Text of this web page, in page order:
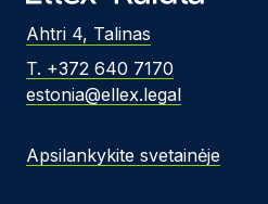
Ahtri 4, Talinas
T. +372 640 7170
estonia@ellex.legal
Apsilankykite svetainėje